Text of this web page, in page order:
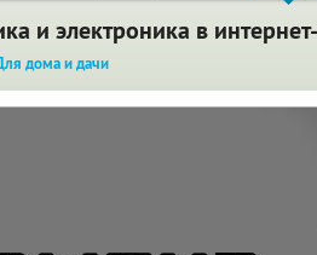
и электроника в
дома и дачи